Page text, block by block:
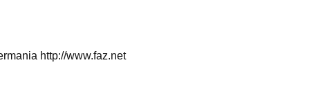
http://www.faz.net